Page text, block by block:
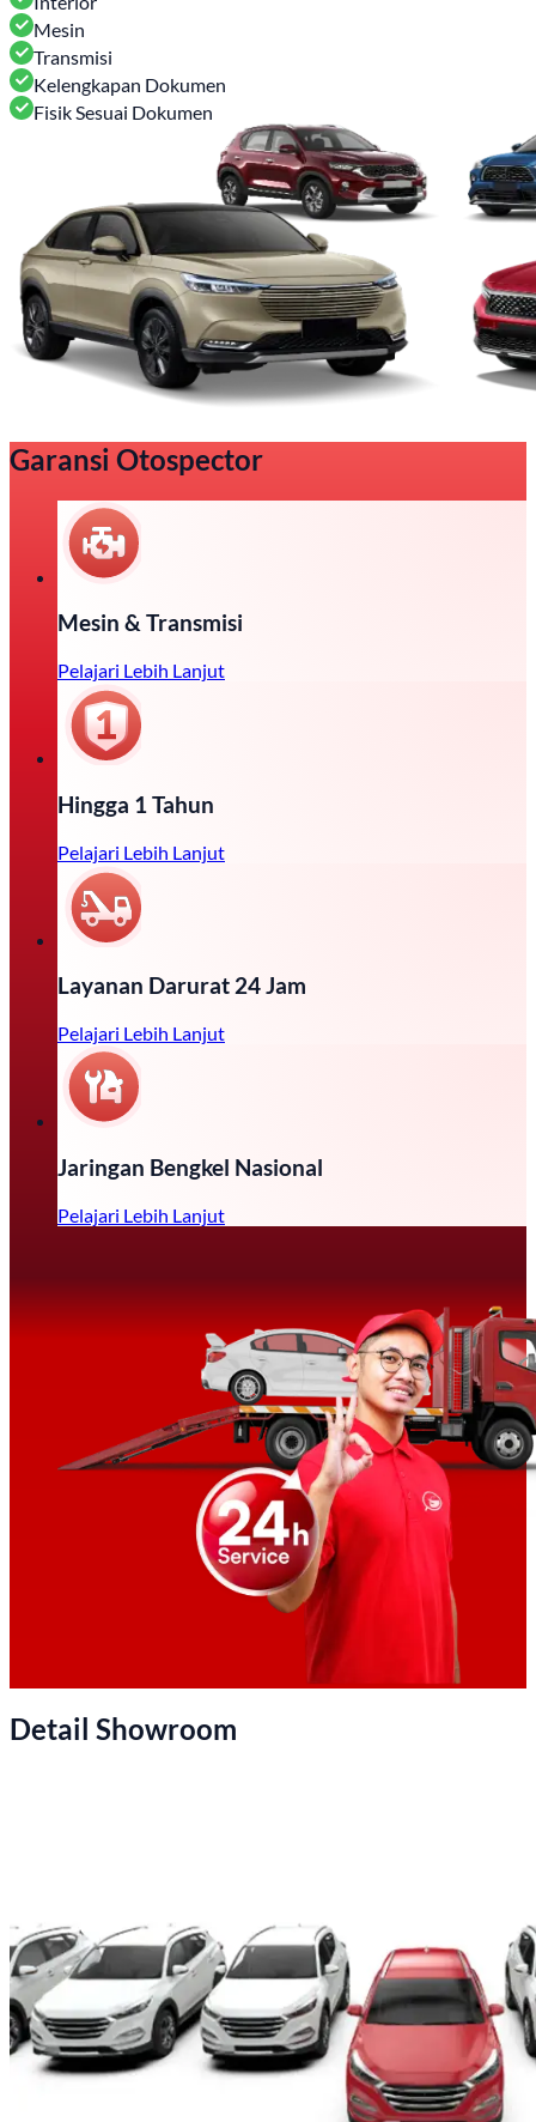
Mesin
Transmisi
Kelengkapan Dokumen
Fisik Sesuai Dokumen
Garansi Otospector
Mesin & Transmisi
Pelajari Lebih Lanjut
Hingga 1 Tahun
Pelajari Lebih Lanjut
Layanan Darurat 24 Jam
Pelajari Lebih Lanjut
Jaringan Bengkel Nasional
Pelajari Lebih Lanjut
Detail Showroom